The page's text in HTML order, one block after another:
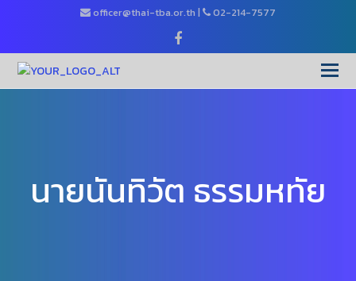
officer@thai-tba.or.th | 02-214-7577
นายนันทิวัต ธรรมหทัย